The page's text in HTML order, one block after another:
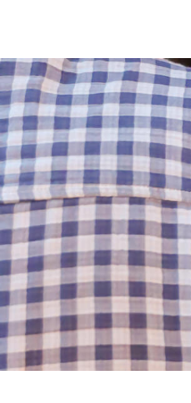
Brochure interactive
Entre spectateurs
Espace relais
Newsletter